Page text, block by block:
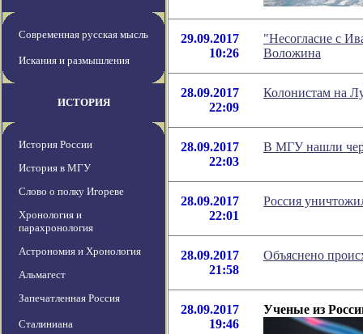
Современная русская мысль
Искания и размышления
ИСТОРИЯ
История России
История в МГУ
Слово о полку Игореве
Хронология и
парахронология
Астрономия и Хронология
Альмагест
Запечатленная Россия
Сталиниана
29.09.2017
10:26
"Несогласие с
Воложина
28.09.2017
22:09
Колонистам на
28.09.2017
22:03
В МГУ нашли
28.09.2017
22:01
Россия
28.09.2017
21:58
Объяснено
28.09.2017
19:46
Ученые из